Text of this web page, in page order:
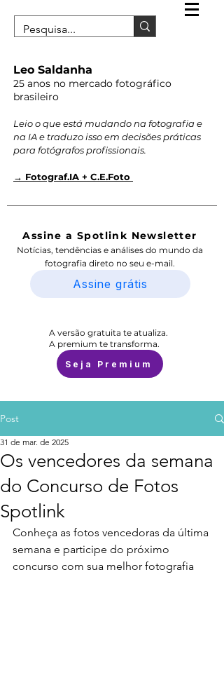
Leo Saldanha
25 anos no mercado fotográfico
brasileiro
Leio o que está mudando na fotografia e
na IA e traduzo isso em decisões práticas
para fotógrafos profissionais.
→ Fotograf.IA + C.E.Foto
Assine a Spotlink Newsletter
Notícias, tendências e análises do mundo da
fotografia direto no seu e-mail.
Assine grátis
A versão gratuita te atualiza.
A premium te transforma.
Seja Premium
Post
Os vencedores da semana
do Concurso de Fotos
Spotlink
31 de mar. de 2025
Conheça as fotos vencedoras da última
semana e participe do próximo
concurso com sua melhor fotografia